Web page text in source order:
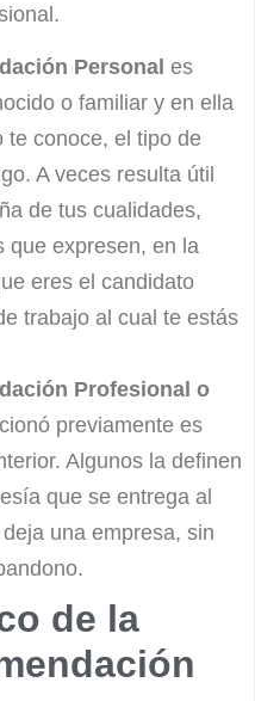
Personal es
o familiar y en ella
te conoce, el tipo de
A veces resulta útil
de tus cualidades,
que expresen, en la
eres el candidato
trabajo al cual te estás
Profesional o
previamente es
Algunos la definen
que se entrega al
una empresa, sin
de la